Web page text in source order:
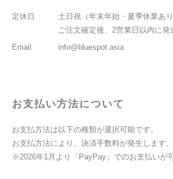
定休日
土日祝（年末年始・夏季休業あり
ご注文確定後、2営業日以内に発
Email
info@bluespot.asia
お支払い方法について
お支払方法は以下の種類が選択可能です。
お支払方法により、決済手数料が発生します。
※2026年1月より「PayPay」でのお支払いが